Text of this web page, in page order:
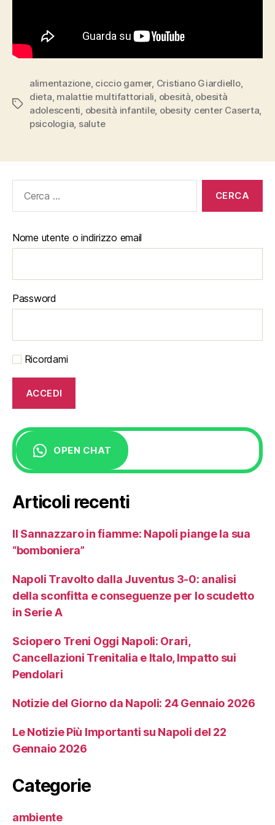
Tag
alimentazione, ciccio gamer, Cristiano Giardiello,
dieta, malattie multifattoriali, obesità, obesità
adolescenti, obesità infantile, obesity center Caserta,
psicologia, salute
Nome utente o indirizzo email
Password
Ricordami
OPEN CHAT
Articoli recenti
Il Sannazzaro in fiamme: Napoli piange la sua
“bomboniera”
Napoli Travolto dalla Juventus 3-0: analisi
della sconfitta e conseguenze per lo scudetto
in Serie A
Sciopero Treni Oggi Napoli: Orari,
Cancellazioni Trenitalia e Italo, Impatto sui
Pendolari
Notizie del Giorno da Napoli: 24 Gennaio 2026
Le Notizie Più Importanti su Napoli del 22
Gennaio 2026
Categorie
ambiente